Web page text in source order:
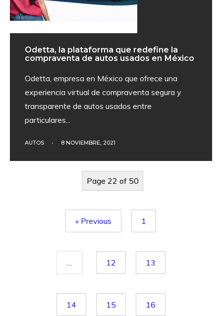
Odetta, la plataforma que redefine la
compraventa de autos usados en México
Odetta, empresa en México que ofrece una
experiencia virtual de compraventa segura y
transparente de autos usados entre
particulares...
AUTOS • 8 NOVIEMBRE, 2021
Page 22 of 50
« Previous 1
12 13
14 15 16